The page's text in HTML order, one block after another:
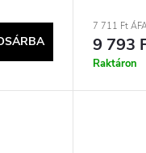
7 711 Ft
9 793
Raktáron